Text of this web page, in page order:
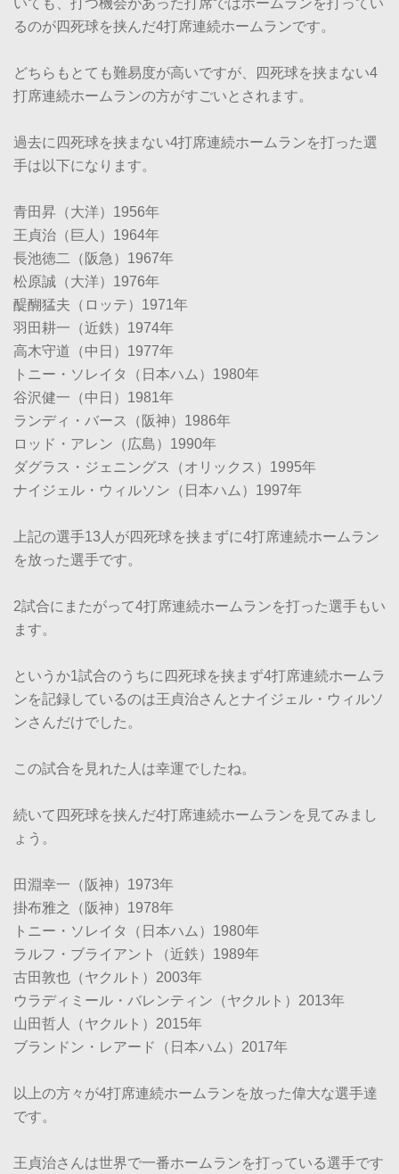
いても、打つ機会があった打席ではホームランを打ってい
るのが四死球を挟んだ4打席連続ホームランです。
どちらもとても難易度が高いですが、四死球を挟まない4
打席連続ホームランの方がすごいとされます。
過去に四死球を挟まない4打席連続ホームランを打った選
手は以下になります。
青田昇（大洋）1956年
王貞治（巨人）1964年
長池徳二（阪急）1967年
松原誠（大洋）1976年
醍醐猛夫（ロッテ）1971年
羽田耕一（近鉄）1974年
高木守道（中日）1977年
トニー・ソレイタ（日本ハム）1980年
谷沢健一（中日）1981年
ランディ・バース（阪神）1986年
ロッド・アレン（広島）1990年
ダグラス・ジェニングス（オリックス）1995年
ナイジェル・ウィルソン（日本ハム）1997年
上記の選手13人が四死球を挟まずに4打席連続ホームラン
を放った選手です。
2試合にまたがって4打席連続ホームランを打った選手もい
ます。
というか1試合のうちに四死球を挟まず4打席連続ホームラ
ンを記録しているのは王貞治さんとナイジェル・ウィルソ
ンさんだけでした。
この試合を見れた人は幸運でしたね。
続いて四死球を挟んだ4打席連続ホームランを見てみまし
ょう。
田淵幸一（阪神）1973年
掛布雅之（阪神）1978年
トニー・ソレイタ（日本ハム）1980年
ラルフ・ブライアント（近鉄）1989年
古田敦也（ヤクルト）2003年
ウラディミール・バレンティン（ヤクルト）2013年
山田哲人（ヤクルト）2015年
ブランドン・レアード（日本ハム）2017年
以上の方々が4打席連続ホームランを放った偉大な選手達
です。
王貞治さんは世界で一番ホームランを打っている選手です